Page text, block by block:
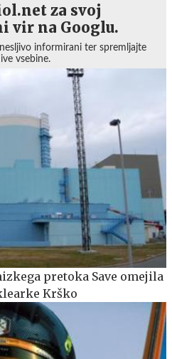
za svoj
vir na Googlu.
informirani ter spremljajte
vsebine.
pretoka Save omejila
Krško